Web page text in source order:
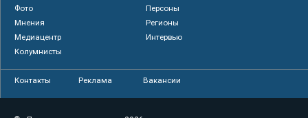
Фото
Персоны
Мнения
Регионы
Медиацентр
Интервью
Колумнисты
Контакты Реклама Вакансии